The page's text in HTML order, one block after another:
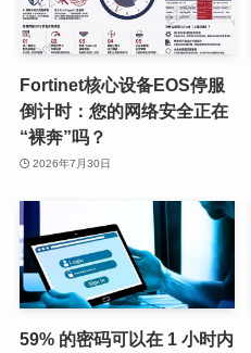
Fortinet核心设备EOS停服
倒计时：您的网络安全正在
“裸奔”吗？
2026年7月30日
59% 的密码可以在 1 小时内